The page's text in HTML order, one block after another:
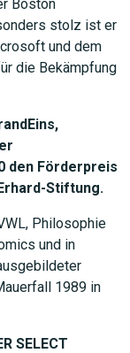
Boston
stolz ist er
und dem
die Bekämpfung
den Förderpreis
Stiftung.
Philosophie
und in
1989 in
SELECT
SUCHEN